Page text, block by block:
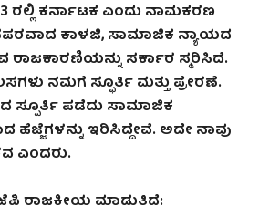
ರಲ್ಲಿ ಕರ್ನಾಟಕ ಎಂದು ನಾಮಕರಣ
ಕಾಳಜಿ, ಸಾಮಾಜಿಕ ನ್ಯಾಯದ
ಸರ್ಕಾರ ಸ್ಮರಿಸಿದೆ.
ನಮಗೆ ಸ್ಫೂರ್ತಿ ಮತ್ತು ಪ್ರೇರಣೆ.
ಸ್ಪೂರ್ತಿ ಪಡೆದು ಸಾಮಾಜಿಕ
ಹೆಜ್ಜೆಗಳನ್ನು ಇರಿಸಿದ್ದೇವೆ. ಅದೇ ನಾವು
ಎಂದರು.